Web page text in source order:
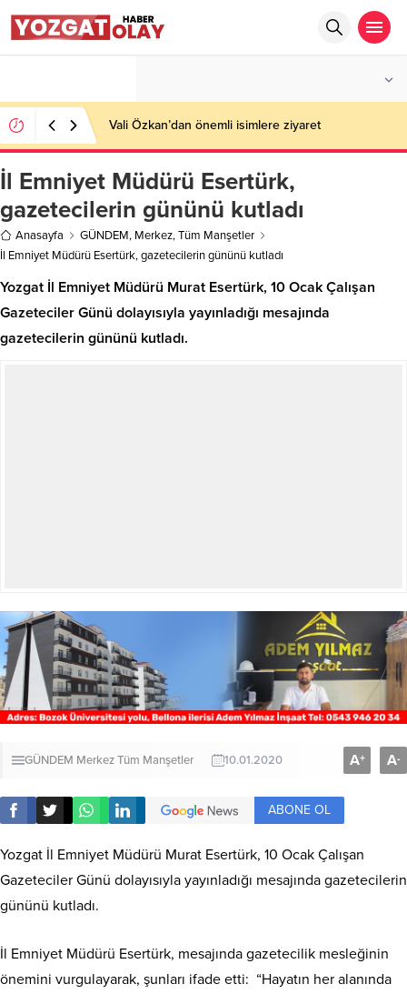
Vali Özkan’dan önemli isimlere ziyaret
İl Emniyet Müdürü Esertürk,
gazetecilerin gününü kutladı
Anasayfa GÜNDEM, Merkez,Tüm Manşetler
İl Emniyet Müdürü Esertürk, gazetecilerin gününü kutladı
Yozgat İl Emniyet Müdürü Murat Esertürk, 10 Ocak Çalışan
Gazeteciler Günü dolayısıyla yayınladığı mesajında
gazetecilerin gününü kutladı.
GÜNDEM MerkezTüm Manşetler 10.01.2020 A+ A-
ABONE OL
Yozgat İl Emniyet Müdürü Murat Esertürk, 10 Ocak Çalışan
Gazeteciler Günü dolayısıyla yayınladığı mesajında gazetecilerin
gününü kutladı.
İl Emniyet Müdürü Esertürk, mesajında gazetecilik mesleğinin
önemini vurgulayarak, şunları ifade etti: “Hayatın her alanında